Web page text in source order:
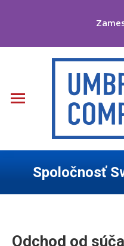
Spoločnosť
Odchod od